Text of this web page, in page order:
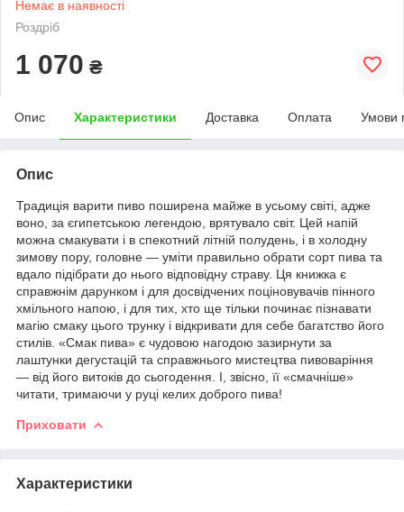
Немає в наявності
Роздріб
1 070 ₴
Опис Характеристики Доставка Оплата Умови
Опис
Традиція варити пиво поширена майже в усьому світі, адже
воно, за єгипетською легендою, врятувало світ. Цей напій
можна смакувати і в спекотний літній полудень, і в холодну
зимову пору, головне — уміти правильно обрати сорт пива та
вдало підібрати до нього відповідну страву. Ця книжка є
справжнім дарунком і для досвідчених поціновувачів пінного
хмільного напою, і для тих, хто ще тільки починає пізнавати
магію смаку цього трунку і відкривати для себе багатство його
стилів. «Смак пива» є чудовою нагодою зазирнути за
лаштунки дегустацій та справжнього мистецтва пивоваріння
— від його витоків до сьогодення. І, звісно, її «смачніше»
читати, тримаючи у руці келих доброго пива!
Приховати
Характеристики